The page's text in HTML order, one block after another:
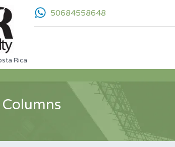
Rica
50684558648